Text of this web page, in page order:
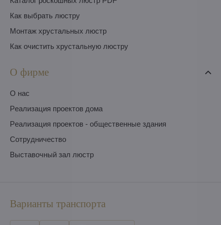
Как выбрать люстру
Монтаж хрустальных люстр
Как очистить хрустальную люстру
О фирме
O нас
Pеализация проектов дома
Pеализация проектов - общественные здания
Сотрудничество
Выставочный зал люстр
Варианты транспорта